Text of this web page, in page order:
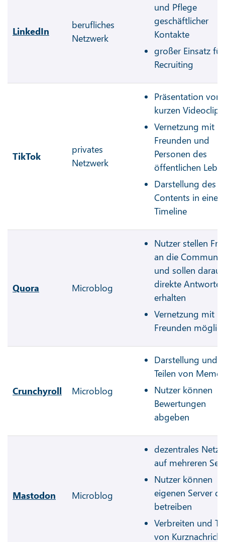
LinkedIn
berufliches
Netzwerk
und Pflege
geschäftlicher
Kontakte
großer Einsatz
Recruiting
TikTok
privates
Netzwerk
Präsentation von
kurzen Videoclips
Vernetzung mit
Freunden und
Personen des
öffentlichen
Darstellung des
Contents in einer
Timeline
Quora Microblog
Nutzer stellen
an die
und sollen darauf
direkte Antworten
erhalten
Vernetzung mit
Freunden
Crunchyroll Microblog
Darstellung und
Teilen von Memes
Nutzer können
Bewertungen
abgeben
Mastodon Microblog
dezentrales
auf mehreren
Nutzer können
eigenen Server
betreiben
Verbreiten und
von